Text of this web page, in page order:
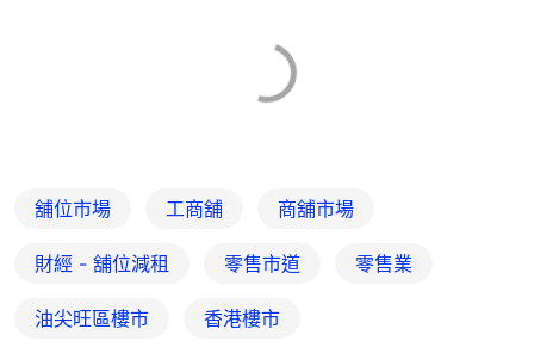
舖位市場 工商舖 商舖市場
財經 - 舖位減租 零售市道 零售業
油尖旺區樓市 香港樓市